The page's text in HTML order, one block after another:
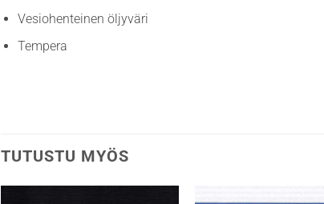
Vesiohenteinen öljyväri
Tempera
TUTUSTU MYÖS